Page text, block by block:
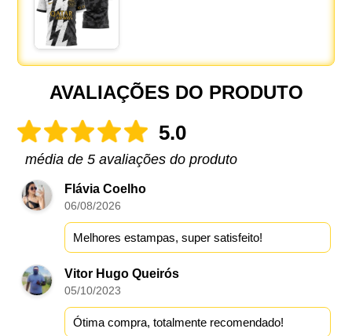
AVALIAÇÕES DO PRODUTO
5.0
média de 5 avaliações do produto
Flávia Coelho
06/08/2026
Melhores estampas, super satisfeito!
Vitor Hugo Queirós
05/10/2023
Ótima compra, totalmente recomendado!